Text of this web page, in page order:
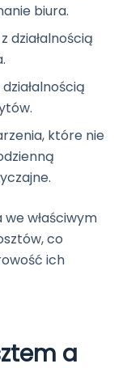
biura.
działalnością
które nie
właściwym
co
ich
a